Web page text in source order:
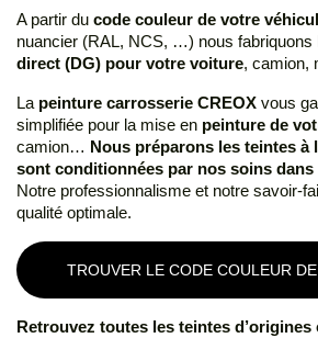
A partir du code couleur de votre
nuancier (RAL, NCS, …) nous fabriquons
direct (DG) pour votre voiture, camion,
La peinture carrosserie CREOX vous
simplifiée pour la mise en peinture de
camion… Nous préparons les teintes à
sont conditionnées par nos soins
Notre professionnalisme et notre savoir-
qualité optimale.
TROUVER LE CODE COULEUR
Retrouvez toutes les teintes